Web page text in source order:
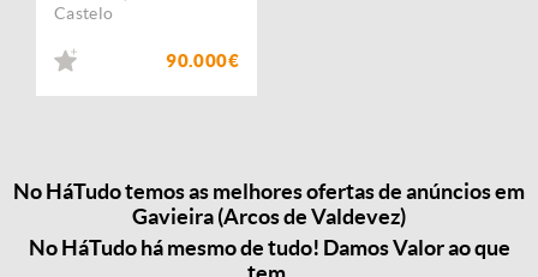
Castelo
90.000€
No HáTudo temos as melhores ofertas de anúncios em
Gavieira (Arcos de Valdevez)
No HáTudo há mesmo de tudo! Damos Valor ao que